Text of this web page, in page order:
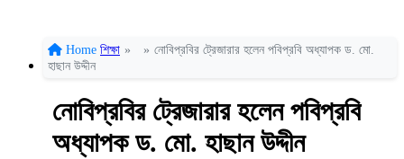
Home শিক্ষা » » নোবিপ্রবির ট্রেজারার হলেন পবিপ্রবি অধ্যাপক ড. মো.
হাছান উদ্দীন
নোবিপ্রবির ট্রেজারার হলেন পবিপ্রবি
অধ্যাপক ড. মো. হাছান উদ্দীন